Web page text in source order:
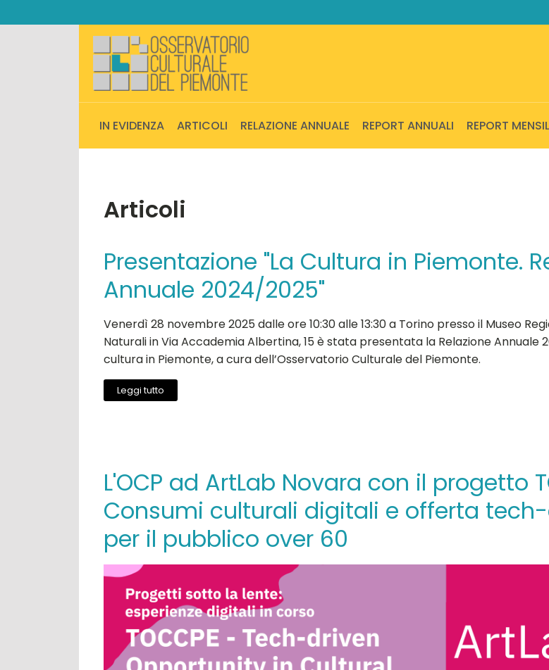
IN EVIDENZA ARTICOLI RELAZIONE ANNUALE REPORT ANNUALI REPORT
Articoli
Presentazione "La Cultura in Piemonte.
Annuale 2024/2025"
Venerdì 28 novembre 2025 dalle ore 10:30 alle 13:30 a Torino presso il Museo
Naturali in Via Accademia Albertina, 15 è stata presentata la Relazione Annuale
cultura in Piemonte, a cura dell’Osservatorio Culturale del Piemonte.
Leggi tutto
L'OCP ad ArtLab Novara con il progetto
Consumi culturali digitali e offerta
per il pubblico over 60